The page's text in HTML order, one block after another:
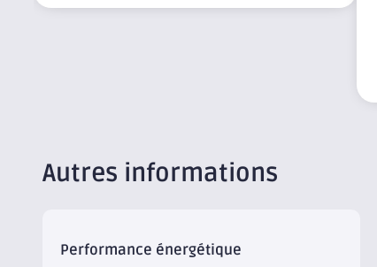
Autres informations
Performance énergétique